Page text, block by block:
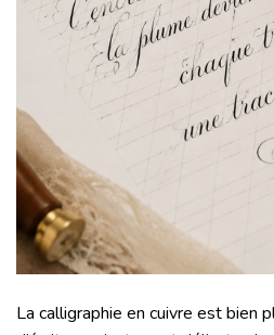
La calligraphie en cuivre est bien